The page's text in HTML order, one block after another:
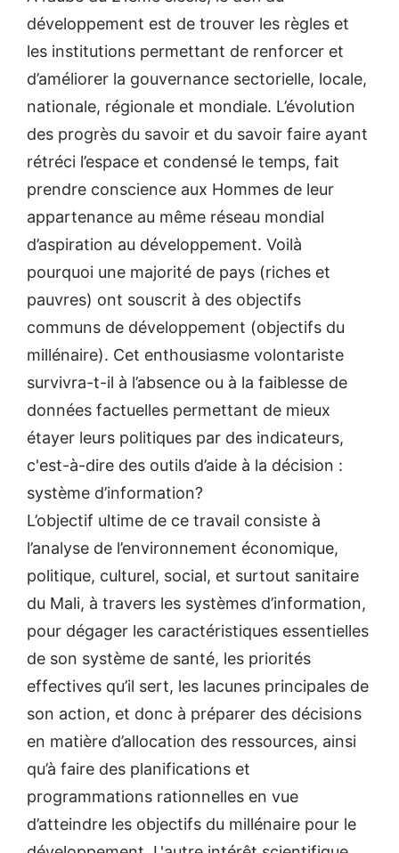
développement est de trouver les règles et
les institutions permettant de renforcer et
d’améliorer la gouvernance sectorielle, locale,
nationale, régionale et mondiale. L’évolution
des progrès du savoir et du savoir faire ayant
rétréci l’espace et condensé le temps, fait
prendre conscience aux Hommes de leur
appartenance au même réseau mondial
d’aspiration au développement. Voilà
pourquoi une majorité de pays (riches et
pauvres) ont souscrit à des objectifs
communs de développement (objectifs du
millénaire). Cet enthousiasme volontariste
survivra-t-il à l’absence ou à la faiblesse de
données factuelles permettant de mieux
étayer leurs politiques par des indicateurs,
c'est-à-dire des outils d’aide à la décision :
système d’information?
L’objectif ultime de ce travail consiste à
l’analyse de l’environnement économique,
politique, culturel, social, et surtout sanitaire
du Mali, à travers les systèmes d’information,
pour dégager les caractéristiques essentielles
de son système de santé, les priorités
effectives qu’il sert, les lacunes principales de
son action, et donc à préparer des décisions
en matière d’allocation des ressources, ainsi
qu’à faire des planifications et
programmations rationnelles en vue
d’atteindre les objectifs du millénaire pour le